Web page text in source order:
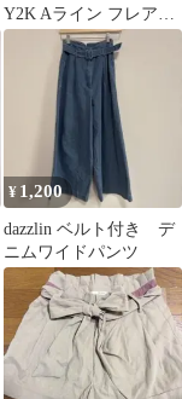
Y2K Aライン フレアデ
ニムパンツ
¥ 1,200
dazzlin ベルト付き デ
ニムワイドパンツ